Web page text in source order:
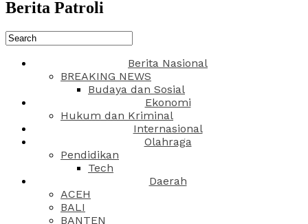
Berita Patroli
Berita Nasional
BREAKING NEWS
Budaya dan Sosial
Ekonomi
Hukum dan Kriminal
Internasional
Olahraga
Pendidikan
Tech
Daerah
ACEH
BALI
BANTEN